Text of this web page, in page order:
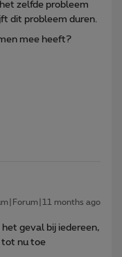
zelfde probleem
dit probleem duren.
mee heeft?
months ago
geval bij iedereen,
tot nu toe